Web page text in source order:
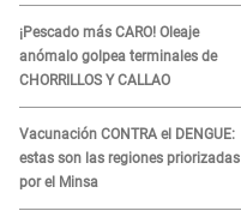
¡Pescado más CARO! Oleaje
anómalo golpea terminales de
CHORRILLOS Y CALLAO
Vacunación CONTRA el DENGUE:
estas son las regiones priorizadas
por el Minsa